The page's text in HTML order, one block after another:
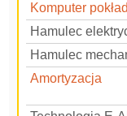
Komputer
Hamulec
Hamulec
Amortyzacja